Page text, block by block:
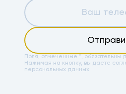
Поля, отмеченные *, обязательны
Нажимая на кнопку, вы даёте
персональных данных.